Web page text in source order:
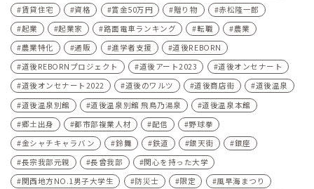
賃貸住宅
資格 賞金50万円 贈り物
赤松隆一郎
起業
起業家 路面電車ランキング 転職
農業
農業特化
通販 進学者支援
道後REBORN
道後REBORNプロジェクト
道後アート2023
道後オンセナート
道後オンセナート2022
道後のワルツ 道後商店街
道後温泉
道後温泉別館
道後温泉別館 飛鳥乃湯泉
道後温泉本館
郷土出身
都市部複業人材 配信
野球拳
金シャチキャラバン
鈴舞 鉄道 銀天街
銀座
長宗我部元親
長曾我部
関心を持った大学
関西地方NO.1男子大学生
防災士 限定
風早海まつり